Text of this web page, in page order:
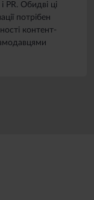
PR. Обидві ці
потрібен
контент-